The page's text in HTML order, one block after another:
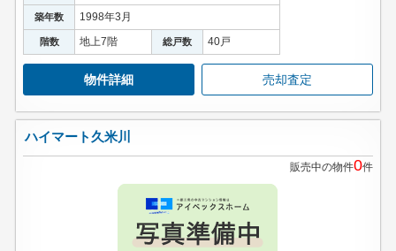
築年数 1998年3月
階数 地上7階 総戸数 40戸
物件詳細 売却査定
ハイマート久米川
販売中の物件0件